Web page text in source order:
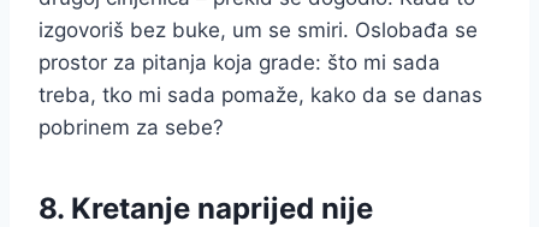
izgovoriš bez buke, um se smiri. Oslobađa se
prostor za pitanja koja grade: što mi sada
treba, tko mi sada pomaže, kako da se danas
pobrinem za sebe?
8. Kretanje naprijed nije